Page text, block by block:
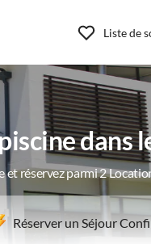
Liste de
dans
réservez parmi 2
Réserver un Séjour